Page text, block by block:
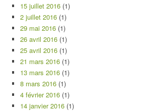
15 juillet 2016 (1)
2 juillet 2016 (1)
29 mai 2016 (1)
26 avril 2016 (1)
25 avril 2016 (1)
21 mars 2016 (1)
13 mars 2016 (1)
8 mars 2016 (1)
4 février 2016 (1)
14 janvier 2016 (1)